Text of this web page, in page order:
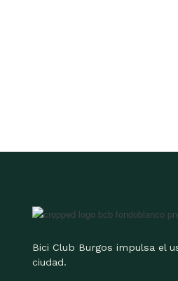
Bici Club Burgos impulsa el
ciudad.